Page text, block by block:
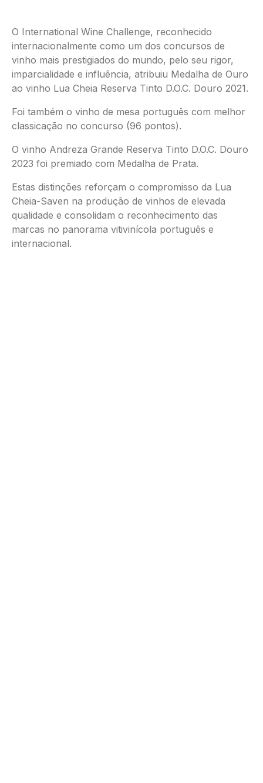
O International Wine Challenge, reconhecido
internacionalmente como um dos concursos de
vinho mais prestigiados do mundo, pelo seu rigor,
imparcialidade e influência, atribuiu Medalha de Ouro
ao vinho Lua Cheia Reserva Tinto D.O.C. Douro 2021.
Foi também o vinho de mesa português com melhor
classicação no concurso (96 pontos).
O vinho Andreza Grande Reserva Tinto D.O.C. Douro
2023 foi premiado com Medalha de Prata.
Estas distinções reforçam o compromisso da Lua
Cheia-Saven na produção de vinhos de elevada
qualidade e consolidam o reconhecimento das
marcas no panorama vitivinícola português e
internacional.